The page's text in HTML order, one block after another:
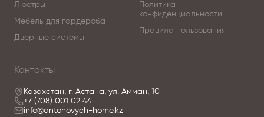
Люстры
Мебель для гардероба
Дверные системы
Политика
конфиденциальности
Правила пользования
Контакты
Казахстан, г. Астана, ул. Амман, 10
+7 (708) 001 02 44
info@antonovych-home.kz